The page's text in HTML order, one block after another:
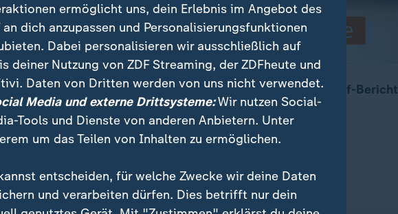
junge Kinder im Bürgerkriegsland Kongo sind einem Unicef-Bericht
und benötigen humanitäre Hilfe.
ermöglicht uns, dein Erlebnis im Angebot des
an dich anzupassen und Personalisierungsfunktionen
Dabei personalisieren wir ausschließlich auf
deiner Nutzung von ZDF Streaming, der ZDFheute und
Daten von Dritten werden von uns nicht verwendet.
Media und externe Drittsysteme:Wir nutzen Social-
Tools und Dienste von anderen Anbietern. Unter
um das Teilen von Inhalten zu ermöglichen.
entscheiden, für welche Zwecke wir deine Daten
und verarbeiten dürfen. Dies betrifft nur dein